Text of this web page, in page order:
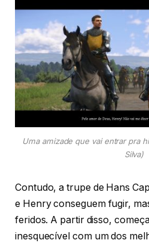
Uma amizade que vai entrar pra
Silva)
Contudo, a trupe de Hans
e Henry conseguem fugir,
feridos. A partir disso,
inesquecível com um dos